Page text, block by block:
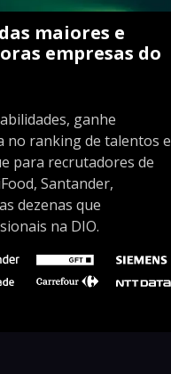
maiores e
empresas do
ganhe
no ranking de talentos e
para recrutadores de
Santander,
dezenas que
na DIO.